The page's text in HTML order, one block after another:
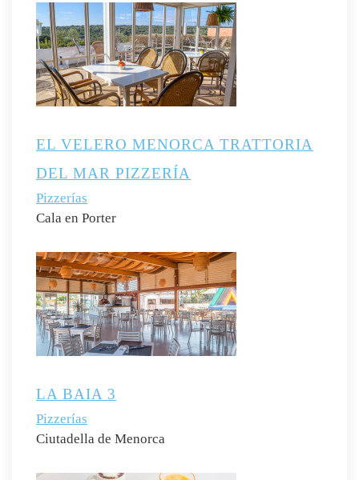
EL VELERO MENORCA TRATTORIA
DEL MAR PIZZERÍA
Pizzerías
Cala en Porter
LA BAIA 3
Pizzerías
Ciutadella de Menorca